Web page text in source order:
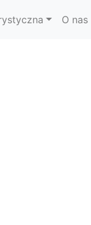
O nas